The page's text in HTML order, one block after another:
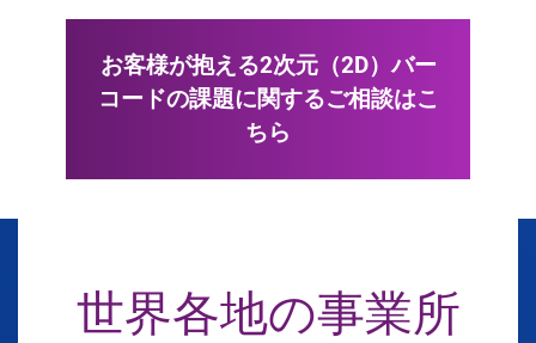
お客様が抱える2次元（2D）バー
コードの課題に関するご相談はこ
ちら
世界各地の事業所